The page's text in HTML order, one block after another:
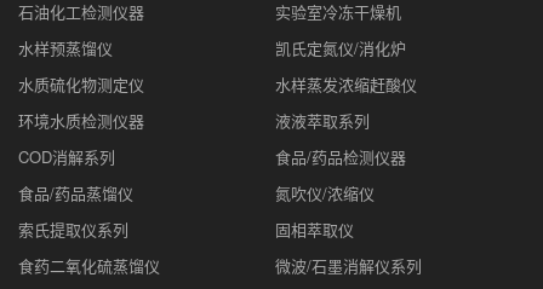
石油化工检测仪器
实验室冷冻干燥机
水样预蒸馏仪
凯氏定氮仪/消化炉
水质硫化物测定仪
水样蒸发浓缩赶酸仪
环境水质检测仪器
液液萃取系列
COD消解系列
食品/药品检测仪器
食品/药品蒸馏仪
氮吹仪/浓缩仪
索氏提取仪系列
固相萃取仪
食药二氧化硫蒸馏仪
微波/石墨消解仪系列